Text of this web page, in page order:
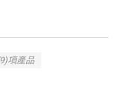
項產品